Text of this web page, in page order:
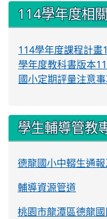
::: 114學年度相
114學年度課程計畫
學年度教科書版本
國小定期評量注意
學生輔導管教
德龍國小中輟生通
輔導資源管道
桃園市龍潭區德龍